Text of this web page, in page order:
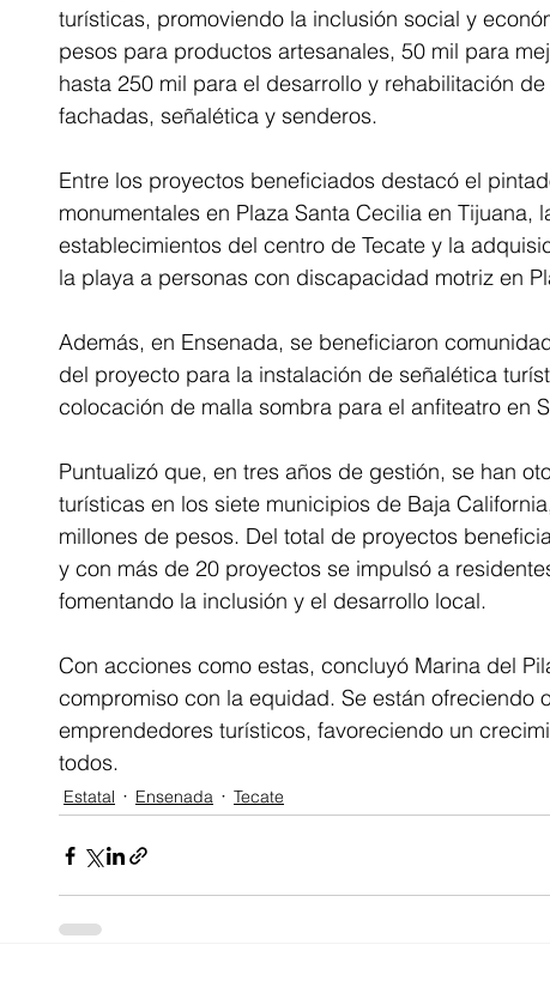
turísticas, promoviendo la inclusión social y
pesos para productos artesanales, 50 mil para
hasta 250 mil para el desarrollo y rehabilitación
fachadas, señalética y senderos.
Entre los proyectos beneficiados destacó el
monumentales en Plaza Santa Cecilia en Tijuana,
establecimientos del centro de Tecate y la
la playa a personas con discapacidad motriz en
Además, en Ensenada, se beneficiaron
del proyecto para la instalación de señalética
colocación de malla sombra para el anfiteatro en
Puntualizó que, en tres años de gestión, se han
turísticas en los siete municipios de Baja
millones de pesos. Del total de proyectos
y con más de 20 proyectos se impulsó a
fomentando la inclusión y el desarrollo local.
Con acciones como estas, concluyó Marina del
compromiso con la equidad. Se están ofreciendo
emprendedores turísticos, favoreciendo un
todos.
Estatal Ensenada Tecate